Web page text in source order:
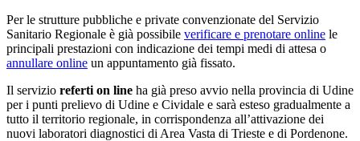
Per le strutture pubbliche e private convenzionate del Servizio
Sanitario Regionale è già possibile verificare e prenotare online le
principali prestazioni con indicazione dei tempi medi di attesa o
annullare online un appuntamento già fissato.
Il servizio referti on line ha già preso avvio nella provincia di Udine
per i punti prelievo di Udine e Cividale e sarà esteso gradualmente a
tutto il territorio regionale, in corrispondenza all’attivazione dei
nuovi laboratori diagnostici di Area Vasta di Trieste e di Pordenone.